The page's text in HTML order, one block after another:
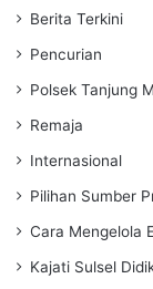
Berita Terkini
Pencurian
Polsek Tanjung
Remaja
Internasional
Pilihan Sumber
Cara Mengelola
Kajati Sulsel